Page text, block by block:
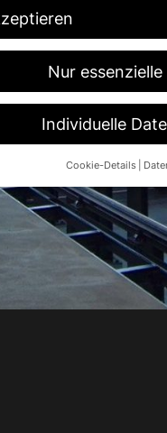
Nur
Individuelle
Cookie-Details
sind und Ihre
Erlaubnis bitten.
andere Technologien
und Ihre
Adressen), z. B. für
Informationen über die